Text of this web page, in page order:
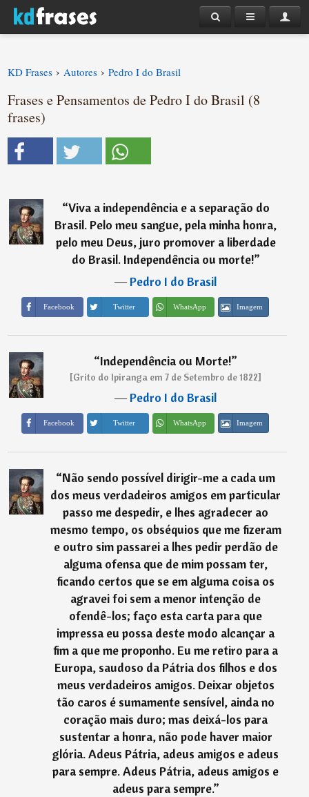
KD Frases › Autores › Pedro I do Brasil
Frases e Pensamentos de Pedro I do Brasil (8
frases)
“Viva a independência e a separação do
Brasil. Pelo meu sangue, pela minha honra,
pelo meu Deus, juro promover a liberdade
do Brasil. Independência ou morte!”
―Pedro I do Brasil
Facebook Twitter WhatsApp Imagem
“Independência ou Morte!”
[Grito do Ipiranga em 7 de Setembro de 1822]
―Pedro I do Brasil
Facebook Twitter WhatsApp Imagem
“Não sendo possível dirigir-me a cada um
dos meus verdadeiros amigos em particular
passo me despedir, e lhes agradecer ao
mesmo tempo, os obséquios que me fizeram
e outro sim passarei a lhes pedir perdão de
alguma ofensa que de mim possam ter,
ficando certos que se em alguma coisa os
agravei foi sem a menor intenção de
ofendê-los; faço esta carta para que
impressa eu possa deste modo alcançar a
fim a que me proponho. Eu me retiro para a
Europa, saudoso da Pátria dos filhos e dos
meus verdadeiros amigos. Deixar objetos
tão caros é sumamente sensível, ainda no
coração mais duro; mas deixá-los para
sustentar a honra, não pode haver maior
glória. Adeus Pátria, adeus amigos e adeus
para sempre. Adeus Pátria, adeus amigos e
adeus para sempre.”